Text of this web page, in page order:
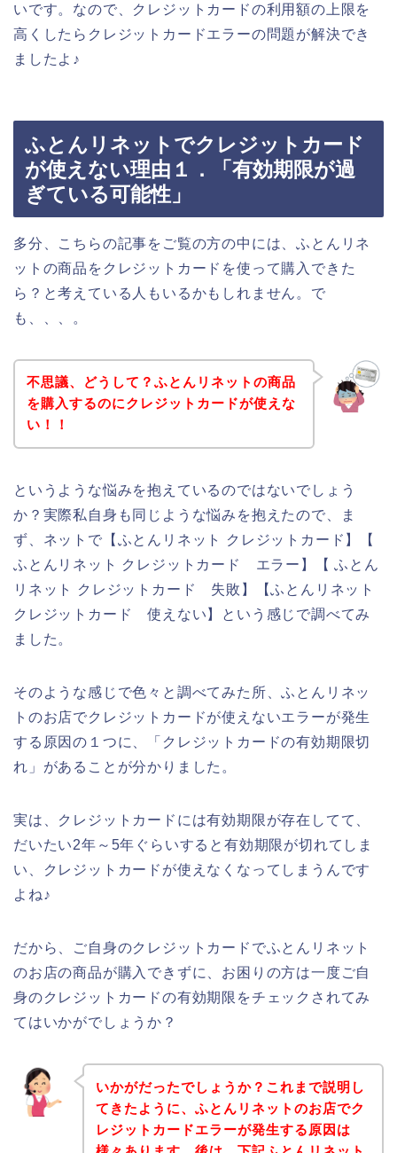
いです。なので、クレジットカードの利用額の上限を
高くしたらクレジットカードエラーの問題が解決でき
ましたよ♪
ふとんリネットでクレジットカード
が使えない理由１．「有効期限が過
ぎている可能性」
多分、こちらの記事をご覧の方の中には、ふとんリネ
ットの商品をクレジットカードを使って購入できた
ら？と考えている人もいるかもしれません。で
も、、、。
不思議、どうして？ふとんリネットの商品
を購入するのにクレジットカードが使えな
い！！
というような悩みを抱えているのではないでしょう
か？実際私自身も同じような悩みを抱えたので、ま
ず、ネットで【ふとんリネット クレジットカード】【
ふとんリネット クレジットカード エラー】【 ふとん
リネット クレジットカード 失敗】【ふとんリネット
クレジットカード 使えない】という感じで調べてみ
ました。
そのような感じで色々と調べてみた所、ふとんリネッ
トのお店でクレジットカードが使えないエラーが発生
する原因の１つに、「クレジットカードの有効期限切
れ」があることが分かりました。
実は、クレジットカードには有効期限が存在してて、
だいたい2年～5年ぐらいすると有効期限が切れてしま
い、クレジットカードが使えなくなってしまうんです
よね♪
だから、ご自身のクレジットカードでふとんリネット
のお店の商品が購入できずに、お困りの方は一度ご自
身のクレジットカードの有効期限をチェックされてみ
てはいかがでしょうか？
いかがだったでしょうか？これまで説明し
てきたように、ふとんリネットのお店でク
レジットカードエラーが発生する原因は